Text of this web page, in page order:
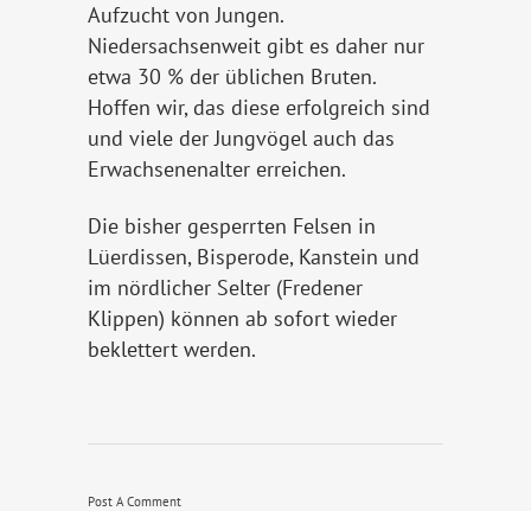
Aufzucht von Jungen.
Niedersachsenweit gibt es daher nur
etwa 30 % der üblichen Bruten.
Hoffen wir, das diese erfolgreich sind
und viele der Jungvögel auch das
Erwachsenenalter erreichen.
Die bisher gesperrten Felsen in
Lüerdissen, Bisperode, Kanstein und
im nördlicher Selter (Fredener
Klippen) können ab sofort wieder
beklettert werden.
Post A Comment